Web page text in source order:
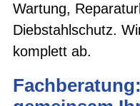
Wartung,
Diebstahlschutz.
komplett ab.